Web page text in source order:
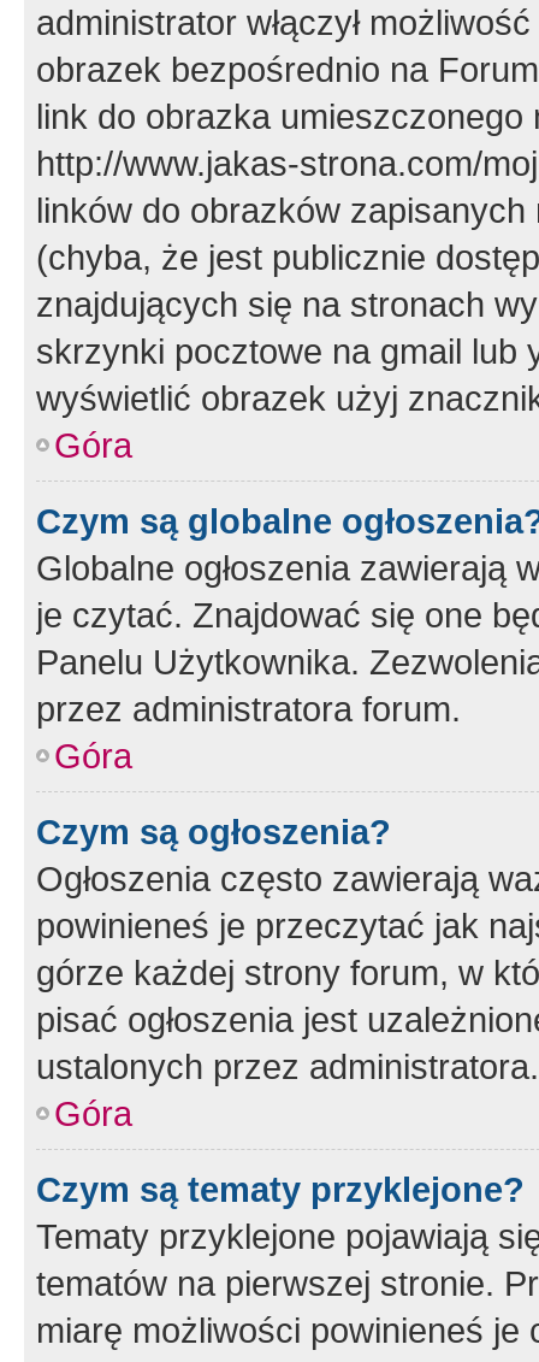
administrator włączył
obrazek bezpośrednio na
link do obrazka
http://www.jakas-strona.com/
linków do obrazków
(chyba, że jest publicznie
znajdujących się na stronach
skrzynki pocztowe na gmail lub
wyświetlić obrazek użyj
Góra
Czym są globalne
Globalne ogłoszenia zawierają
je czytać. Znajdować się one
Panelu Użytkownika.
przez administratora forum.
Góra
Czym są ogłoszenia?
Ogłoszenia często zawierają
powinieneś je przeczytać jak
górze każdej strony forum, w
pisać ogłoszenia jest
ustalonych przez administratora.
Góra
Czym są tematy przyklejone?
Tematy przyklejone pojawiają
tematów na pierwszej stronie.
miarę możliwości powinieneś je